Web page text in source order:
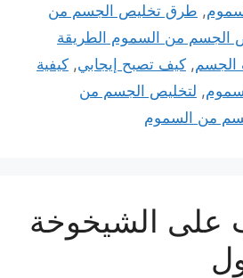
, طرق تخليص الجسم من
الجسم من السموم الطريقة
الجسم, كيف تصبح إيجابي, كيفية
, لتخليص الجسم من
من السموم
على الشيخوخة